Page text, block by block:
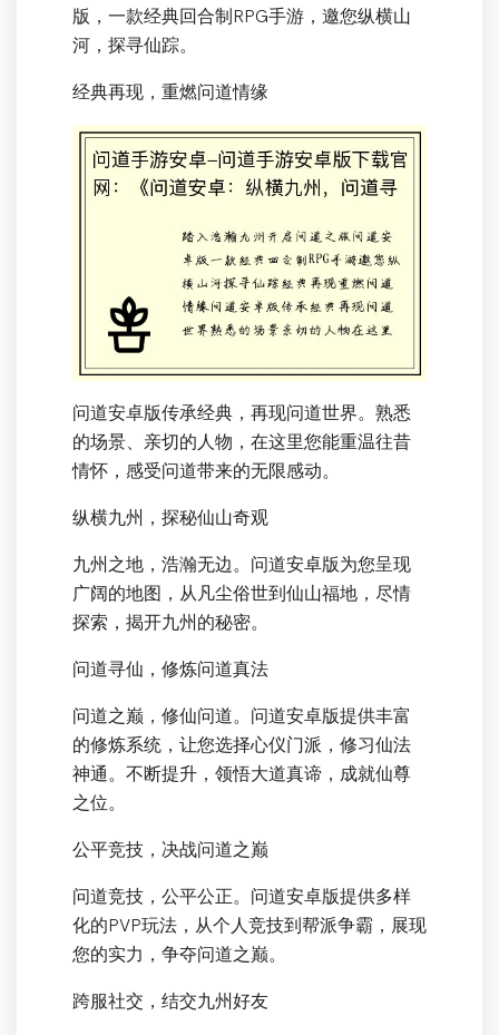
版，一款经典回合制RPG手游，邀您纵横山
河，探寻仙踪。
经典再现，重燃问道情缘
问道安卓版传承经典，再现问道世界。熟悉
的场景、亲切的人物，在这里您能重温往昔
情怀，感受问道带来的无限感动。
纵横九州，探秘仙山奇观
九州之地，浩瀚无边。问道安卓版为您呈现
广阔的地图，从凡尘俗世到仙山福地，尽情
探索，揭开九州的秘密。
问道寻仙，修炼问道真法
问道之巅，修仙问道。问道安卓版提供丰富
的修炼系统，让您选择心仪门派，修习仙法
神通。不断提升，领悟大道真谛，成就仙尊
之位。
公平竞技，决战问道之巅
问道竞技，公平公正。问道安卓版提供多样
化的PVP玩法，从个人竞技到帮派争霸，展现
您的实力，争夺问道之巅。
跨服社交，结交九州好友